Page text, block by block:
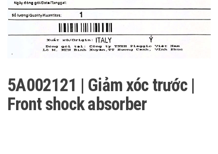
5A002121 | Giảm xóc trước |
Front shock absorber